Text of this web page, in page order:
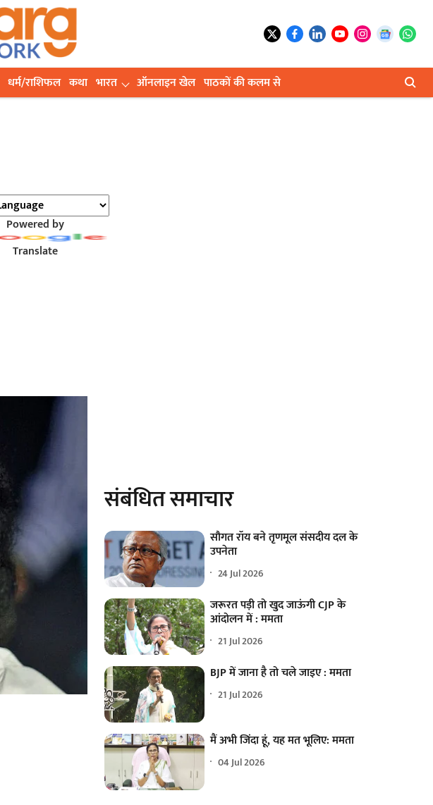
धर्म/राशिफल कथा भारत ऑनलाइन खेल पाठकों की कलम से
Powered by
Translate
संबंधित समाचार
सौगत रॉय बने तृणमूल संसदीय दल के
उपनेता
24 Jul 2026
जरूरत पड़ी तो खुद जाऊंगी CJP के
आंदोलन में : ममता
21 Jul 2026
BJP में जाना है तो चले जाइए : ममता
21 Jul 2026
मैं अभी जिंदा हूं, यह मत भूलिए: ममता
04 Jul 2026